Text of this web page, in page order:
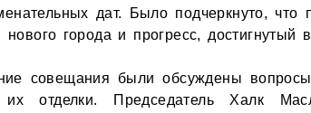
дат. Было подчеркнуто, что
нового города и прогресс, достигнутый
совещания были обсуждены вопросы
их отделки. Председатель Халк